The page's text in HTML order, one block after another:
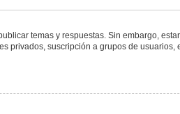
temas y respuestas. Sin embargo,
privados, suscripción a grupos de usuarios,